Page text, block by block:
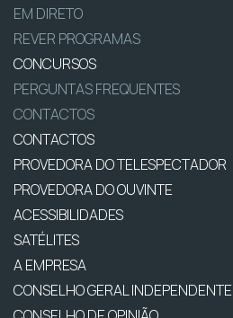
EM DIRETO
REVER PROGRAMAS
CONCURSOS
PERGUNTAS FREQUENTES
CONTACTOS
CONTACTOS
PROVEDORA DO TELESPECTADOR
PROVEDORA DO OUVINTE
ACESSIBILIDADES
SATÉLITES
A EMPRESA
CONSELHO GERAL INDEPENDENTE